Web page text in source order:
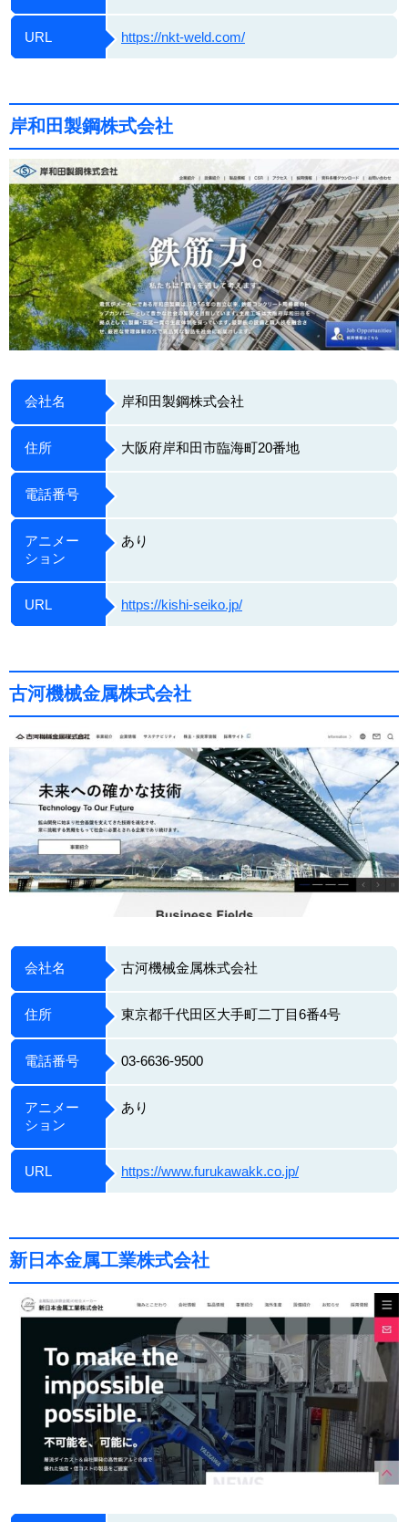
URL https://nkt-weld.com/
岸和田製鋼株式会社
会社名 岸和田製鋼株式会社
住所 大阪府岸和田市臨海町20番地
電話番号
アニメー
ション
あり
URL https://kishi-seiko.jp/
古河機械金属株式会社
会社名 古河機械金属株式会社
住所 東京都千代田区大手町二丁目6番4号
電話番号 03-6636-9500
アニメー
ション
あり
URL https://www.furukawakk.co.jp/
新日本金属工業株式会社